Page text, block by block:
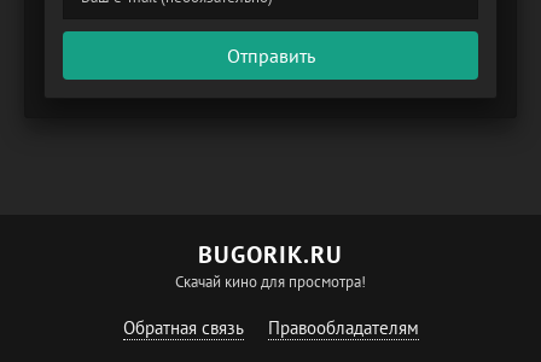
Отправить
BUGORIK.RU
Скачай кино для просмотра!
Обратная связь Правообладателям